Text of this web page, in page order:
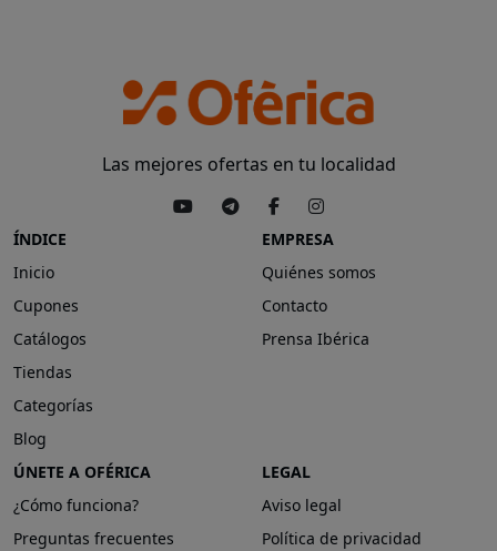
Las mejores ofertas en tu localidad
ÍNDICE
Inicio
Cupones
Catálogos
Tiendas
Categorías
Blog
EMPRESA
Quiénes somos
Contacto
Prensa Ibérica
ÚNETE A OFÉRICA
¿Cómo funciona?
Preguntas frecuentes
LEGAL
Aviso legal
Política de privacidad